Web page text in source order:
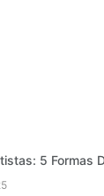
5 Formas